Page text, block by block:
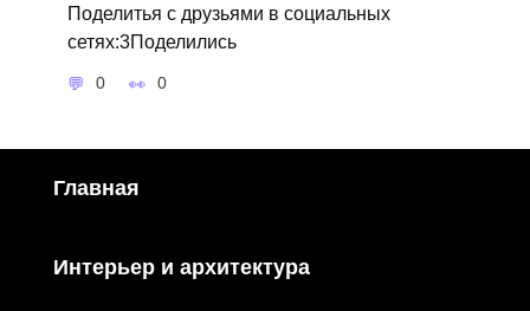
Поделитья с друзьями в социальных
сетях:3Поделились
0 0
Главная
Интерьер и архитектура